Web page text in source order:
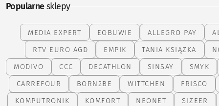
Popularnesklepy
MEDIA EXPERT EOBUWIE ALLEGRO PAY
RTV EURO AGD
EMPIK TANIA KSIĄŻKA
MODIVO
CCC DECATHLON SINSAY
SMYK
CARREFOUR
BORN2BE WITTCHEN
FRISCO
KOMPUTRONIK
KOMFORT NEONET
SIZEER